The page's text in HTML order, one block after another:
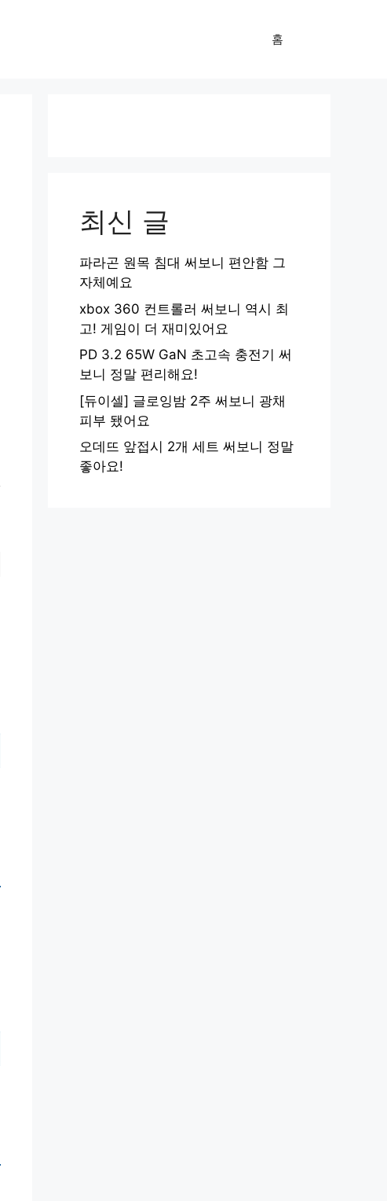
홈
최신 글
파라곤 원목 침대 써보니 편안함 그
자체예요
xbox 360 컨트롤러 써보니 역시 최
고! 게임이 더 재미있어요
PD 3.2 65W GaN 초고속 충전기 써
보니 정말 편리해요!
[듀이셀] 글로잉밤 2주 써보니 광채
피부 됐어요
오데뜨 앞접시 2개 세트 써보니 정말
좋아요!